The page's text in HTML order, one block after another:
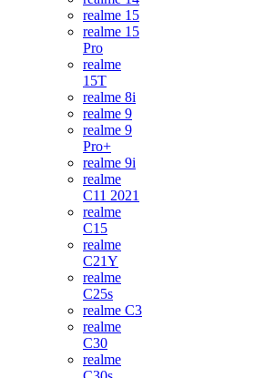
realme 15
realme 15
Pro
realme
15T
realme 8i
realme 9
realme 9
Pro+
realme 9i
realme
C11 2021
realme
C15
realme
C21Y
realme
C25s
realme C3
realme
C30
realme